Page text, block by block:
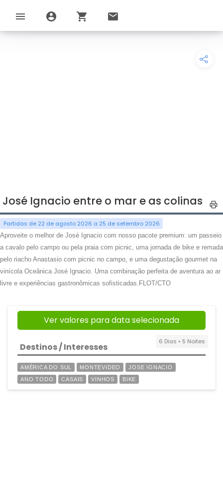
menu account_circle shopping_cart email
José Ignacio entre o mar e as colinas
Partidas de 22 de agosto 2026 a 25 de setembro 2026
Aproveite o melhor de José Ignacio com nosso pacote premium: um passeio
a cavalo pelo campo ou pela praia com picnic, uma jornada de bike e remada
pelo riacho Anastasio com picnic no campo, e uma degustação gourmet na
vinícola Oceânica José Ignacio. Uma combinação perfeita de aventura ao ar
livre e experiências gastronômicas sofisticadas.FLOT/CTO
Ver valores para data selecionada
6 Dias • 5 Noites
Destinos / Interesses
AMÉRICA DO SUL MONTEVIDEO
JOSE IGNACIO
ANO TODO
CASAIS VINHOS BIKE